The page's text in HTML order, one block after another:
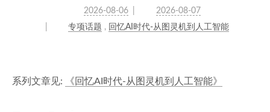
2026-08-06
2026-08-07
专项话题 , 回忆AI时代-从图灵机到人工智能
系列文章见: 《回忆AI时代-从图灵机到人工智能》